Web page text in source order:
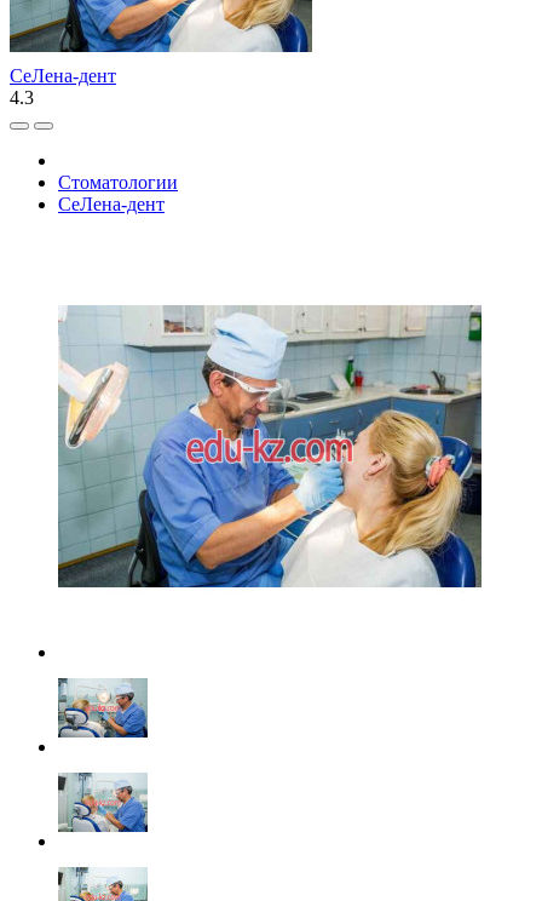
СеЛена-дент
4.3
Стоматологии
СеЛена-дент